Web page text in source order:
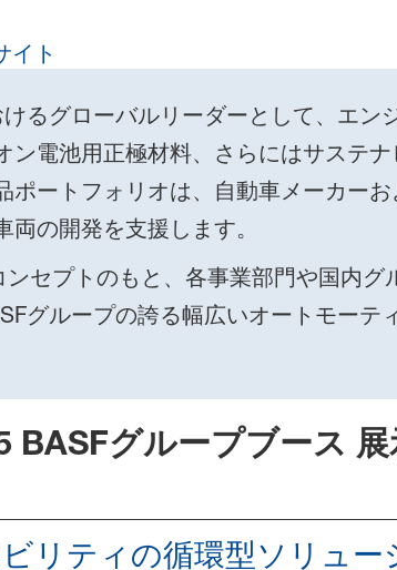
イト
るグローバルリーダーとして、エン
電池用正極材料、さらにはサステ
ートフォリオは、自動車メーカー
の開発を支援します。
セプトのもと、各事業部門や国内グ
グループの誇る幅広いオートモーテ
BASFグループブース
リティの循環型ソリュー